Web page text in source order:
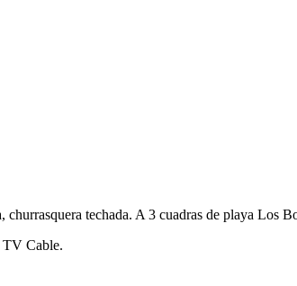
techada. A 3 cuadras de playa Los
TV Cable.